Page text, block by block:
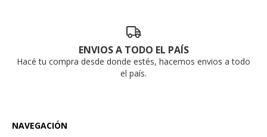
ENVIOS A TODO EL PAÍS
Hacé tu compra desde donde estés, hacemos envios a todo
el país.
NAVEGACIÓN